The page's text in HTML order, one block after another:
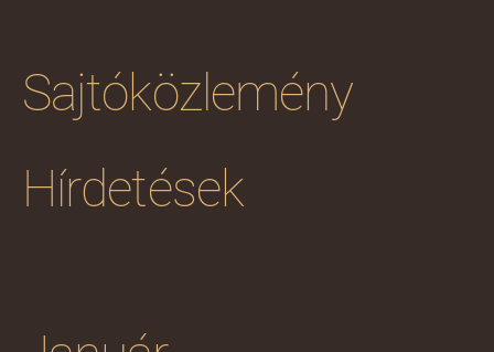
Sajtóközlemény
Hírdetések